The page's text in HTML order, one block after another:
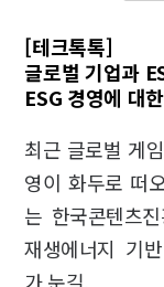
[테크톡톡]
글로벌 기업과
ESG 경영에 대
최근 글로벌 게
영이 화두로 떠
는 한국콘텐츠
재생에너지 기